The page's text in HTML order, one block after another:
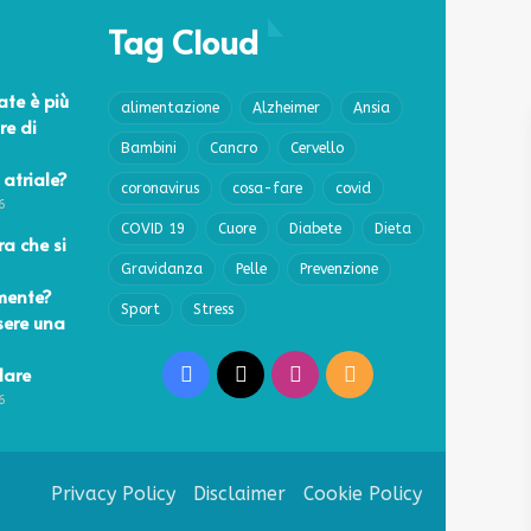
è più
di
che si
una
Tag Cloud
alimentazione Alzheimer Ansia
Bambini Cancro Cervello
coronavirus cosa-fare covid
COVID 19 Cuore Diabete Dieta
Gravidanza Pelle Prevenzione
Sport Stress
Facebook Instagram
RSS
Privacy Policy Disclaimer Cookie Policy